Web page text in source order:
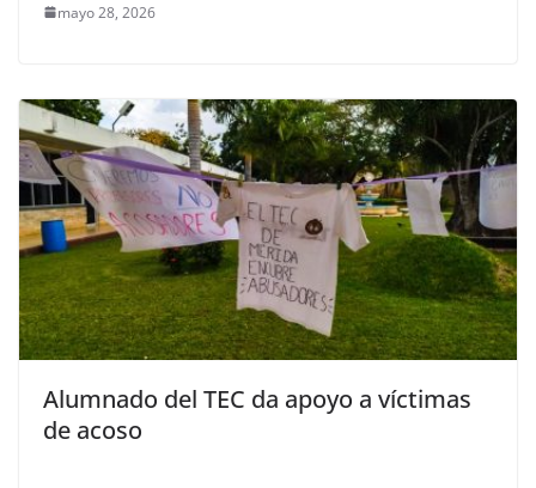
mayo 28, 2026
Alumnado del TEC da apoyo a víctimas
de acoso